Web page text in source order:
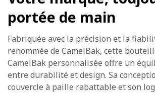
portée de main
Fabriquée avec la précision et la
renommée de CamelBak, cette
CamelBak personnalisée offre un
entre durabilité et design. Sa
couvercle à paille rabattable et son